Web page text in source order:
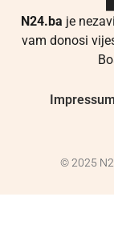
N24.ba je
vam donosi
© 2025